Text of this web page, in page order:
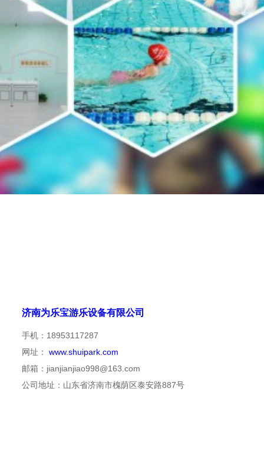
济南为乐宝游乐设备有限公司
手机：18953117287
网址： www.shuipark.com
邮箱：jianjianjiao998@163.com
公司地址：山东省济南市槐荫区泰安路887号